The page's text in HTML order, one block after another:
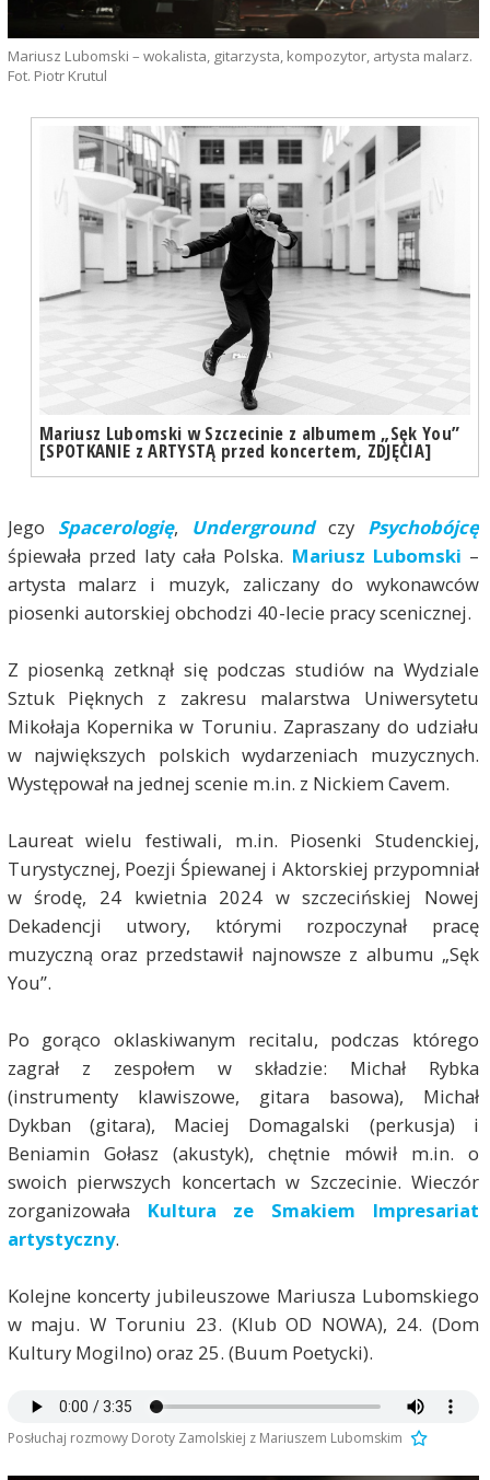
Mariusz Lubomski – wokalista, gitarzysta, kompozytor, artysta malarz.
Fot. Piotr Krutul
Mariusz Lubomski w Szczecinie z albumem „Sęk You”
[SPOTKANIE z ARTYSTĄ przed koncertem, ZDJĘCIA]
Jego Spacerologię, Undergroundczy Psychobójcę
śpiewała przed laty cała Polska. Mariusz Lubomski –
artysta malarz i muzyk, zaliczany do wykonawców
piosenki autorskiej obchodzi 40-lecie pracy scenicznej.
Z piosenką zetknął się podczas studiów na Wydziale
Sztuk Pięknych z zakresu malarstwa Uniwersytetu
Mikołaja Kopernika w Toruniu. Zapraszany do udziału
w największych polskich wydarzeniach muzycznych.
Występował na jednej scenie m.in. z Nickiem Cavem.
Laureat wielu festiwali, m.in. Piosenki Studenckiej,
Turystycznej, Poezji Śpiewanej i Aktorskiej przypomniał
w środę, 24 kwietnia 2024 w szczecińskiej Nowej
Dekadencji utwory, którymi rozpoczynał pracę
muzyczną oraz przedstawił najnowsze z albumu „Sęk
You”.
Po gorąco oklaskiwanym recitalu, podczas którego
zagrał z zespołem w składzie: Michał Rybka
(instrumenty klawiszowe, gitara basowa), Michał
Dykban (gitara), Maciej Domagalski (perkusja) i
Beniamin Gołasz (akustyk), chętnie mówił m.in. o
swoich pierwszych koncertach w Szczecinie. Wieczór
zorganizowała Kultura ze Smakiem Impresariat
artystyczny.
Kolejne koncerty jubileuszowe Mariusza Lubomskiego
w maju. W Toruniu 23. (Klub OD NOWA), 24. (Dom
Kultury Mogilno) oraz 25. (Buum Poetycki).
Posłuchaj rozmowy Doroty Zamolskiej z Mariuszem Lubomskim